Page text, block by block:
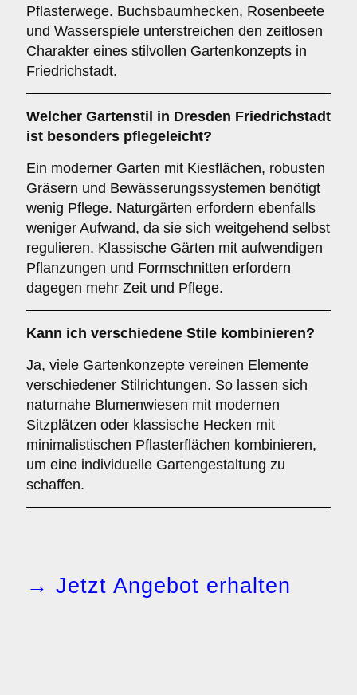
Pflasterwege. Buchsbaumhecken, Rosenbeete
und Wasserspiele unterstreichen den zeitlosen
Charakter eines stilvollen Gartenkonzepts in
Friedrichstadt.
Welcher Gartenstil in Dresden Friedrichstadt
ist besonders pflegeleicht?
Ein moderner Garten mit Kiesflächen, robusten
Gräsern und Bewässerungssystemen benötigt
wenig Pflege. Naturgärten erfordern ebenfalls
weniger Aufwand, da sie sich weitgehend selbst
regulieren. Klassische Gärten mit aufwendigen
Pflanzungen und Formschnitten erfordern
dagegen mehr Zeit und Pflege.
Kann ich verschiedene Stile kombinieren?
Ja, viele Gartenkonzepte vereinen Elemente
verschiedener Stilrichtungen. So lassen sich
naturnahe Blumenwiesen mit modernen
Sitzplätzen oder klassische Hecken mit
minimalistischen Pflasterflächen kombinieren,
um eine individuelle Gartengestaltung zu
schaffen.
→ Jetzt Angebot erhalten